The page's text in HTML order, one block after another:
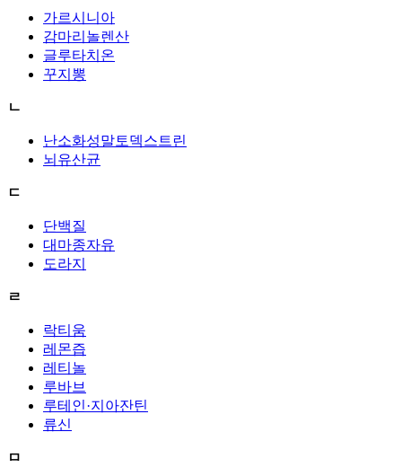
가르시니아
감마리놀렌산
글루타치온
꾸지뽕
ㄴ
난소화성말토덱스트린
뇌유산균
ㄷ
단백질
대마종자유
도라지
ㄹ
락티움
레몬즙
레티놀
루바브
루테인·지아잔틴
류신
ㅁ